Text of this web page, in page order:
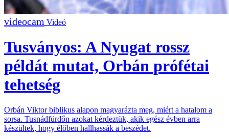
Videó
Tusványos: A Nyugat rossz
példát mutat, Orbán prófétai
tehetség
Orbán Viktor biblikus alapon magyarázta meg, miért a hatalom a
sorsa. Tusnádfürdőn azokat kérdeztük, akik egész évben arra
készültek, hogy élőben hallhassák a beszédet.